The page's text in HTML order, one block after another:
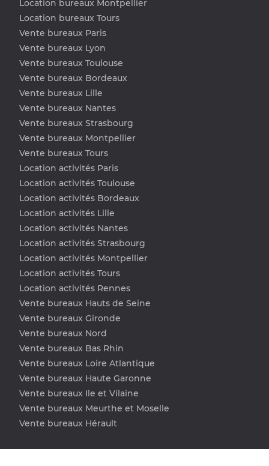
Location bureaux Montpellier
Location bureaux Tours
Vente bureaux Paris
Vente bureaux Lyon
Vente bureaux Toulouse
Vente bureaux Bordeaux
Vente bureaux Lille
Vente bureaux Nantes
Vente bureaux Strasbourg
Vente bureaux Montpellier
Vente bureaux Tours
Location activités Paris
Location activités Toulouse
Location activités Bordeaux
Location activités Lille
Location activités Nantes
Location activités Strasbourg
Location activités Montpellier
Location activités Tours
Location activités Rennes
Vente bureaux Hauts de Seine
Vente bureaux Gironde
Vente bureaux Nord
Vente bureaux Bas Rhin
Vente bureaux Loire Atlantique
Vente bureaux Haute Garonne
Vente bureaux Ile et Vilaine
Vente bureaux Meurthe et Moselle
Vente bureaux Hérault